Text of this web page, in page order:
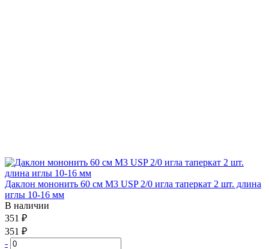
Даклон мононить 60 см М3 USP 2/0 игла таперкат 2 шт. длина
иглы 10-16 мм
В наличии
351 ₽
351 ₽
-